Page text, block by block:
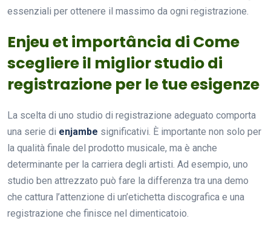
essenziali per ottenere il massimo da ogni registrazione.
Enjeu et importância di Come
scegliere il miglior studio di
registrazione per le tue esigenze
La scelta di uno studio di registrazione adeguato comporta
una serie di enjambe significativi. È importante non solo per
la qualità finale del prodotto musicale, ma è anche
determinante per la carriera degli artisti. Ad esempio, uno
studio ben attrezzato può fare la differenza tra una demo
che cattura l’attenzione di un’etichetta discografica e una
registrazione che finisce nel dimenticatoio.